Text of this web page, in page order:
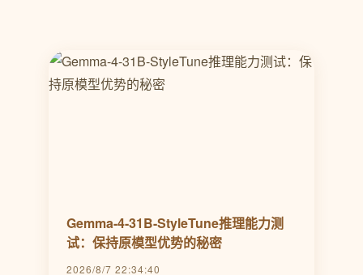
Gemma-4-31B-StyleTune推理能力测
试：保持原模型优势的秘密
2026/8/7 22:34:40